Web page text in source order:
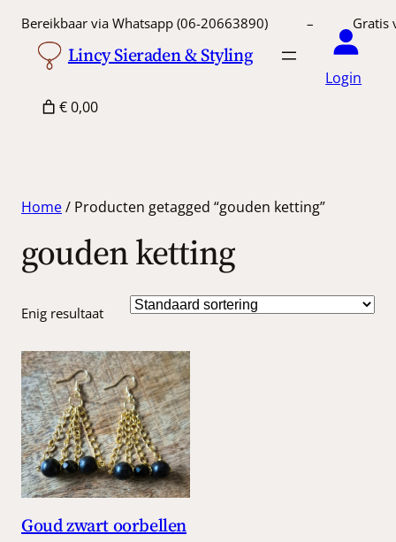
Bereikbaar via Whatsapp (06-20663890) –
Lincy Sieraden & Styling
Login
€ 0,00
Home/ Producten getagged “gouden ketting”
gouden ketting
Enig resultaat
Goud zwart oorbellen